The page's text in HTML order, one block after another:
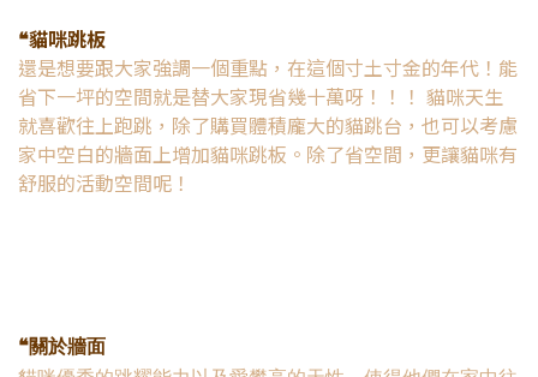
❝貓咪跳板
還是想要跟大家強調一個重點，在這個寸土寸金的年代！能
省下一坪的空間就是替大家現省幾十萬呀！！！ 貓咪天生
就喜歡往上跑跳，除了購買體積龐大的貓跳台，也可以考慮
家中空白的牆面上增加貓咪跳板。除了省空間，更讓貓咪有
舒服的活動空間呢！
❝關於牆面